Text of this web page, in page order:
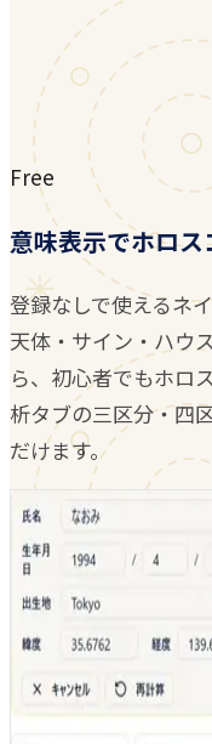
Free
意味表示でホロ
登録なしで使えるネ
天体・サイン・ハウ
ら、初心者でもホロ
析タブの三区分・四
だけます。